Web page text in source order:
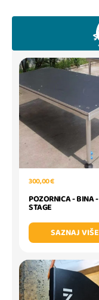
300,00 €
POZORNICA - BINA -
STAGE
SAZNAJ VIŠE